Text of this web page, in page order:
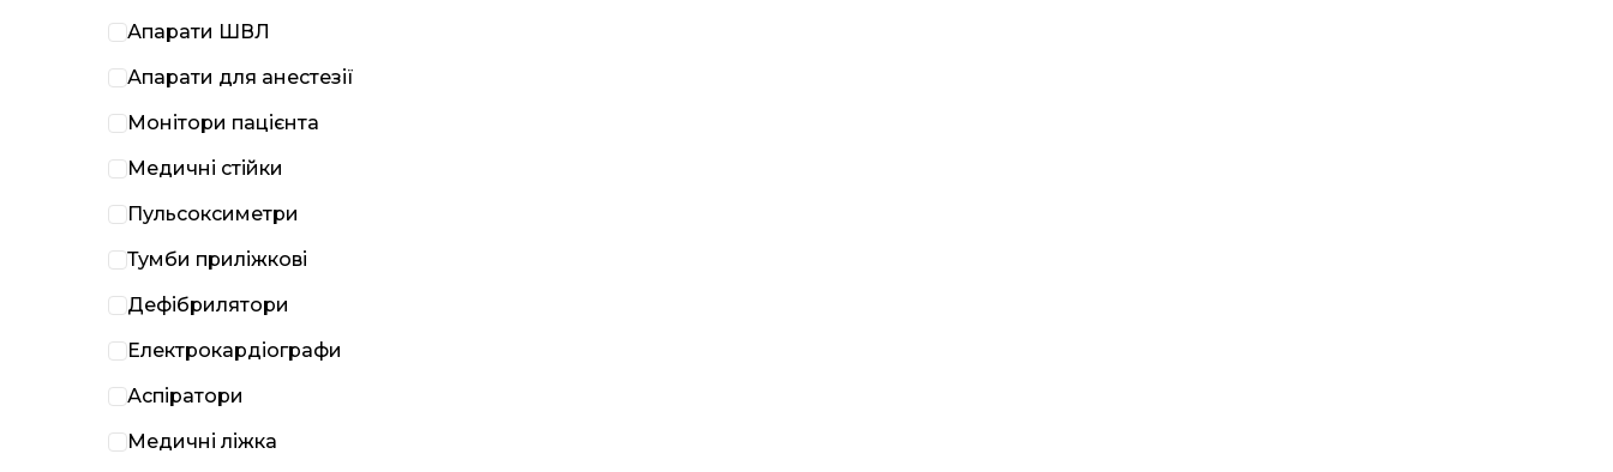
Апарати ШВЛ
Апарати для анестезії
Монітори пацієнта
Медичні стійки
Пульсоксиметри
Тумби приліжкові
Дефібрилятори
Електрокардіографи
Аспіратори
Медичні ліжка